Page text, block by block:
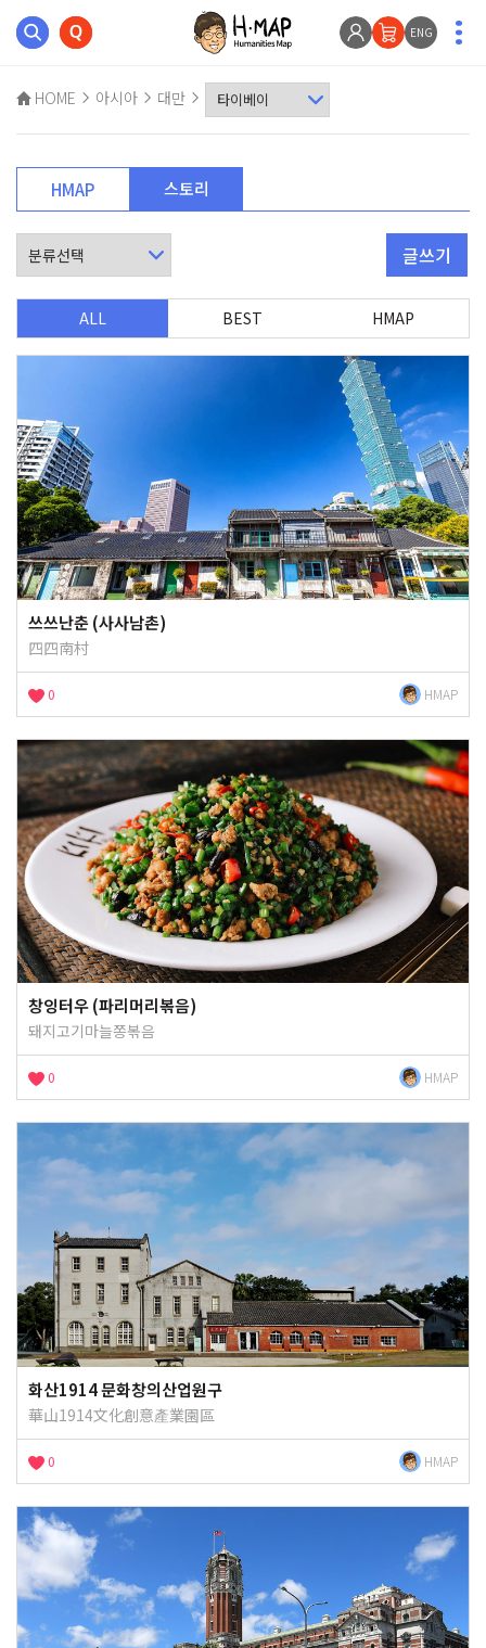
ENG
HOME 아시아 대만
HMAP 스토리
글쓰기
ALL BEST HMAP
쓰쓰난춘 (사사남촌)
四四南村
0 HMAP
창잉터우 (파리머리볶음)
돼지고기마늘쫑볶음
0 HMAP
화산1914 문화창의산업원구
華山1914文化創意產業園區
0 HMAP